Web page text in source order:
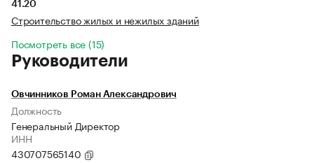
41.20
Строительство жилых и нежилых зданий
Посмотреть все (15)
Руководители
Овчинников Роман Александрович
Должность
Генеральный Директор
ИНН
430707565140